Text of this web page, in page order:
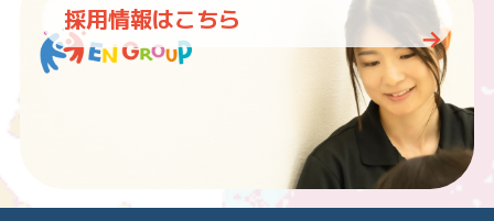
採用情報はこちら